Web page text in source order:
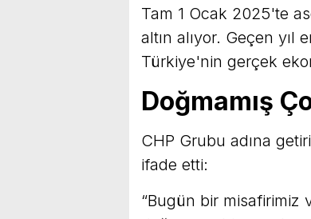
Tam 1 Ocak 2025'te
altın alıyor. Geçen yıl
Türkiye'nin gerçek
Doğmamış
CHP Grubu adına
ifade etti:
“Bugün bir misafirimiz